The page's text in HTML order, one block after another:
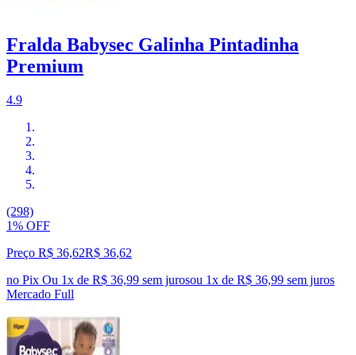
Fralda Babysec Galinha Pintadinha
Premium
4.9
(298)
1% OFF
Preço R$ 36,62R$ 36,62
no Pix Ou 1x de R$ 36,99 sem jurosou 1x de R$ 36,99 sem juros
Mercado Full